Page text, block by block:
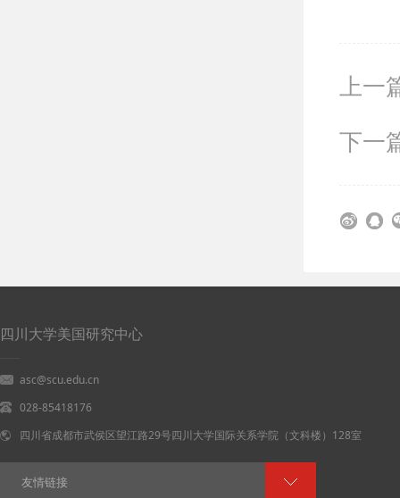
上一
下一
四川大学美国研究中心
asc@scu.edu.cn
028-85418176
四川省成都市武侯区望江路29号四川大学国际关系学院（文科楼）128室
友情链接